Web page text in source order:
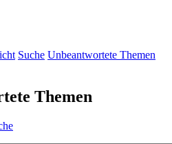
Suche Unbeantwortete Themen
Themen